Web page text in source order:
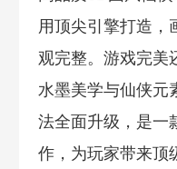
用顶尖引擎打造，
观完整。游戏完美
水墨美学与仙侠元
法全面升级，是一
作，为玩家带来顶